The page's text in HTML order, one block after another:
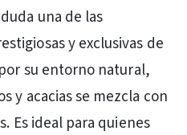
una de las
y exclusivas de
su entorno natural,
y acacias se mezcla con
Es ideal para quienes